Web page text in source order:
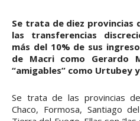
Se trata de diez provincias
las transferencias
más del 10% de sus
de Macri como Gerardo
“amigables” como Urtubey
Se trata de las provincias
Chaco, Formosa, Santiago